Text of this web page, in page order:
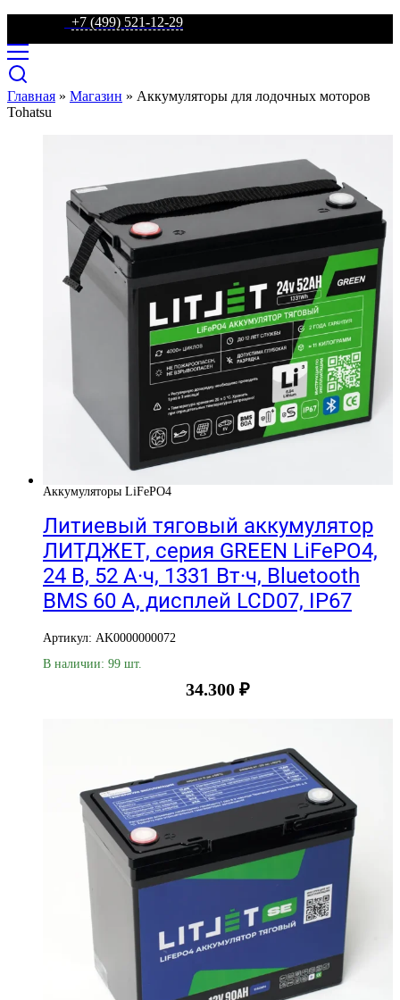
+7 (499) 521-12-29
Главная » Магазин » Аккумуляторы для лодочных моторов
Tohatsu
Аккумуляторы LiFePO4
Литиевый тяговый аккумулятор
ЛИТДЖЕТ, серия GREEN LiFePO4,
24 В, 52 А·ч, 1331 Вт·ч, Bluetooth
BMS 60 А, дисплей LCD07, IP67
Артикул: AK0000000072
В наличии: 99 шт.
34.300 ₽